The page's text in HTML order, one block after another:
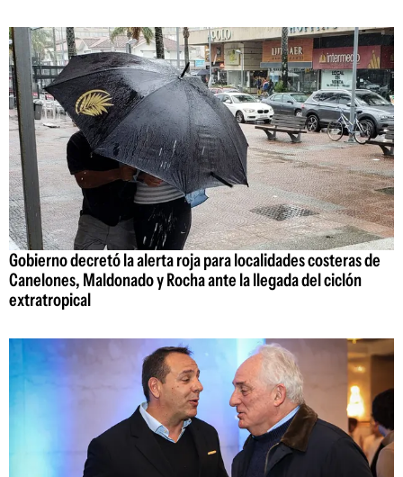
Gobierno decretó la alerta roja para localidades costeras de
Canelones, Maldonado y Rocha ante la llegada del ciclón
extratropical